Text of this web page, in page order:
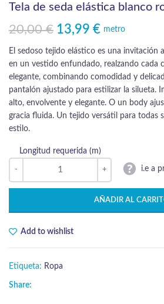
Tela de seda elástica blanco
20,00€
El precio original era: 20,00 €.
13,99 €
El precio actual es: 13,99 €.metro
El sedoso tejido elástico es una invitación
en un vestido enfundado, realzando cada
elegante, combinando comodidad y
pantalón ajustado para estilizar la silueta.
alto, envolvente y elegante. O un body
gracia fluida. Un tejido versátil para todas
estilo.
Longitud requerida (m)
i.e a
AÑADIR AL
Add to wishlist
Etiqueta: Ropa
Share: